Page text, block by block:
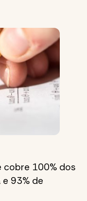
cobre 100% dos
93% de